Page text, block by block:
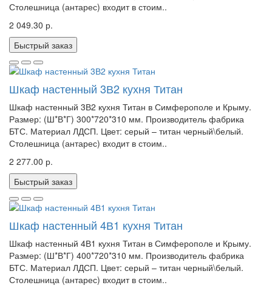
Столешница (антарес) входит в стоим..
2 049.30 р.
Быстрый заказ
Шкаф настенный 3В2 кухня Титан
Шкаф настенный 3В2 кухня Титан в Симферополе и Крыму.
Размер: (Ш*В*Г) 300*720*310 мм. Производитель фабрика
БТС. Материал ЛДСП. Цвет: серый – титан черный\белый.
Столешница (антарес) входит в стоим..
2 277.00 р.
Быстрый заказ
Шкаф настенный 4В1 кухня Титан
Шкаф настенный 4В1 кухня Титан в Симферополе и Крыму.
Размер: (Ш*В*Г) 400*720*310 мм. Производитель фабрика
БТС. Материал ЛДСП. Цвет: серый – титан черный\белый.
Столешница (антарес) входит в стоим..